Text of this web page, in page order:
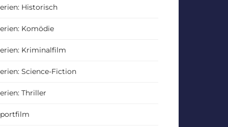
Historisch
Komödie
Kriminalfilm
Science-Fiction
Thriller